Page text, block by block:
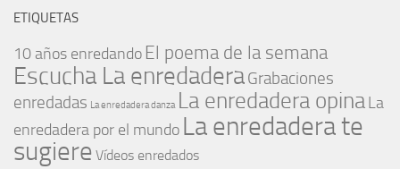
ETIQUETAS
10 años enredando El poema de la semana
Escucha La enredaderaGrabaciones
enredadas La enredadera danza La enredadera opinaLa
enredadera por el mundo La enredadera te
sugiere Vídeos enredados